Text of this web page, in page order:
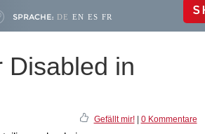
SPRACHE: DE EN ES FR
Disabled in
Gefällt mir!| 0 Kommentare